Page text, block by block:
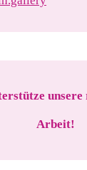
Arbeit!